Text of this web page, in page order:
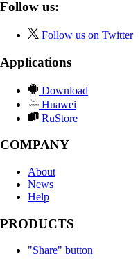
Follow us:
Follow us on Twitter
Applications
Download
Huawei
RuStore
COMPANY
About
News
Help
PRODUCTS
"Share" button